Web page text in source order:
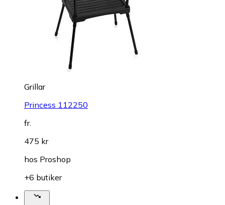
Grillar
Princess 112250
fr.
475 kr
hos Proshop
+6 butiker